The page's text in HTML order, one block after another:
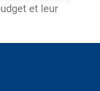
et leur